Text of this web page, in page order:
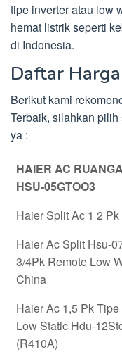
tipe inverter atau low
hemat listrik seperti
di Indonesia.
Daftar
Berikut kami
Terbaik, silahkan
ya :
HAIER AC
HSU-05GTOO3
Haier Split Ac 1 2 Pk
Haier Ac Split Hsu-
3/4Pk Remote Low
China
Haier Ac 1,5 Pk
Low Static Hdu-
(R410A)